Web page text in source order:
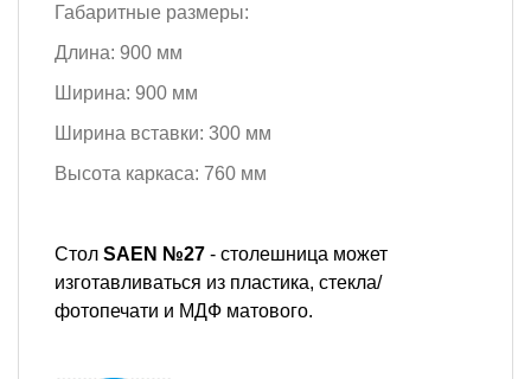
Габаритные размеры:
Длина: 900 мм
Ширина: 900 мм
Ширина вставки: 300 мм
Высота каркаса: 760 мм
Стол SAEN №27 - столешница может
изготавливаться из пластика, стекла/
фотопечати и МДФ матового.